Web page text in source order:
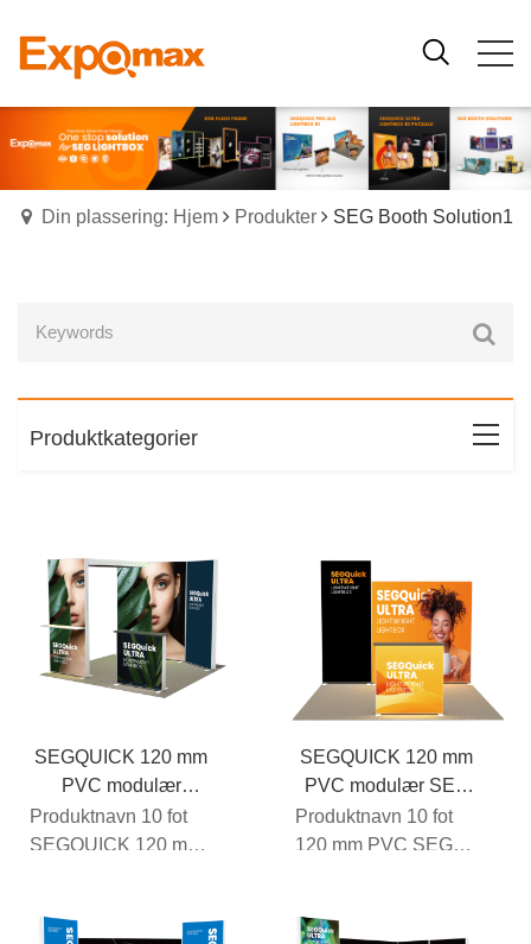
Din plassering: Hjem Produkter SEG Booth Solution1
Produktkategorier
SEGQUICK 120 mm
PVC modulær
lysboks, stand 101
Produktnavn 10 fot
SEGQUICK 120 mm
Rammemateriale
SEGQUICK 120 mm
PVC modulær SEG
lysboks standdisplay
102
Produktnavn 10 fot
120 mm PVC SEG
Rammemateriale